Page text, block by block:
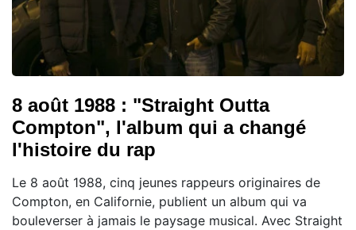
8 août 1988 : "Straight Outta
Compton", l'album qui a changé
l'histoire du rap
Le 8 août 1988, cinq jeunes rappeurs originaires de
Compton, en Californie, publient un album qui va
bouleverser à jamais le paysage musical. Avec Straight